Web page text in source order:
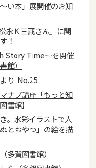
い本」展開催のお知
永Ｋ三蔵さん』に関
！
Story Time～を開催
館）
り No.25
ナブ講座「もっと知
書館】
。水彩イラストで人
とおやつ」の絵を描
多賀図書館）